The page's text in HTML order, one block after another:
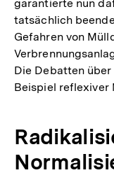
garantierte nun
tatsächlich
Gefahren von
Die Debatten
Beispiel reflexiver